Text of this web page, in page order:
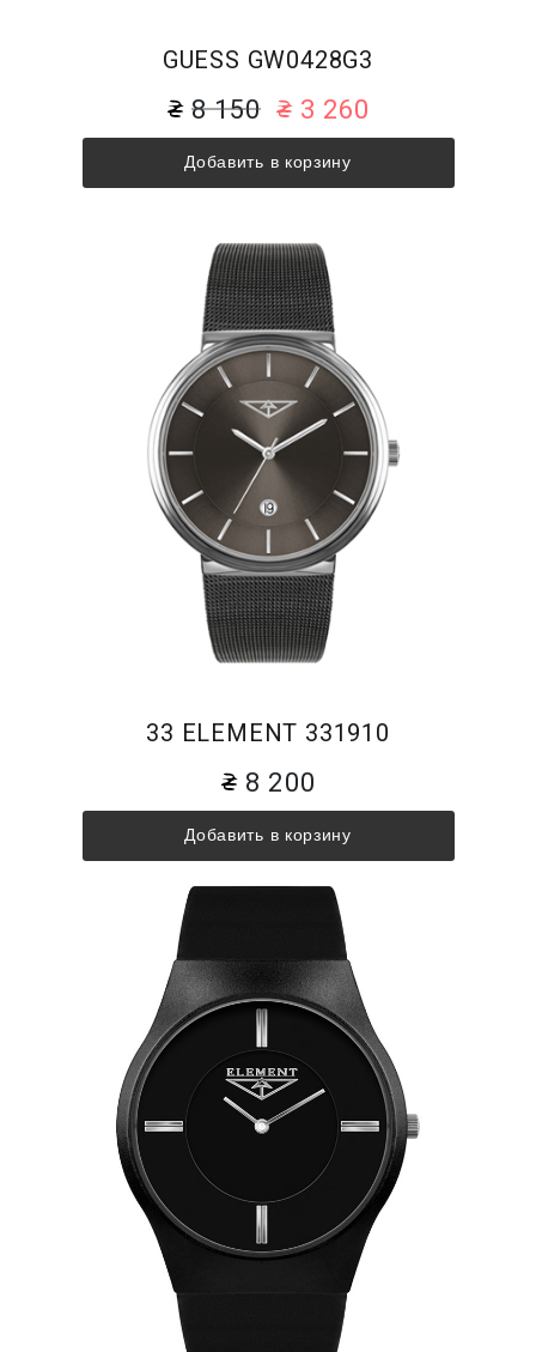
GUESS GW0428G3
8 150 3 260
Добавить в корзину
33 ELEMENT 331910
8 200
Добавить в корзину